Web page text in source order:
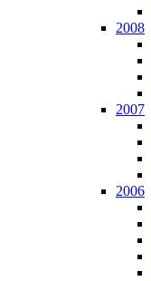
2008
2007
2006